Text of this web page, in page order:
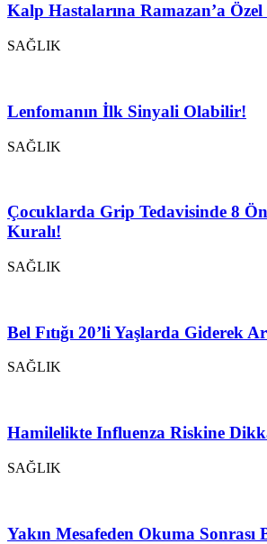
Kalp Hastalarına Ramazan’a
SAĞLIK
Lenfomanın İlk Sinyali Olabilir!
SAĞLIK
Çocuklarda Grip Tedavisinde 8
Kuralı!
SAĞLIK
Bel Fıtığı 20’li Yaşlarda Giderek
SAĞLIK
Hamilelikte Influenza Riskine
SAĞLIK
Yakın Mesafeden Okuma Sonrası